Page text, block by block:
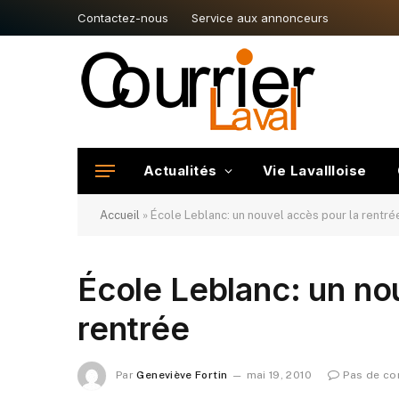
Contactez-nous Service aux annonceurs
Actualités Vie Lavallloise
Accueil » École Leblanc: un nouvel accès pour la
École Leblanc: un
rentrée
Par Geneviève Fortin mai 19, 2010 Pas de